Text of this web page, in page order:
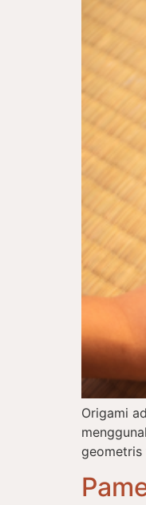
Origami
geometris